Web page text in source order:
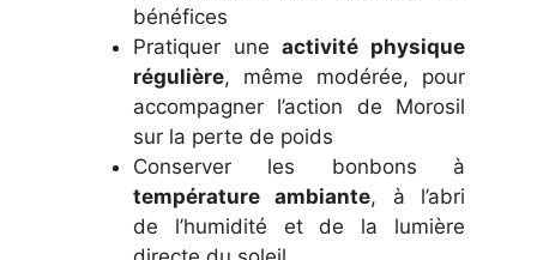
bénéfices
Pratiquer uneactivité physique
régulière, même modérée, pour
accompagner l’action de Morosil
sur la perte de poids
Conserver les bonbons à
température ambiante, à l’abri
de l’humidité et de la lumière